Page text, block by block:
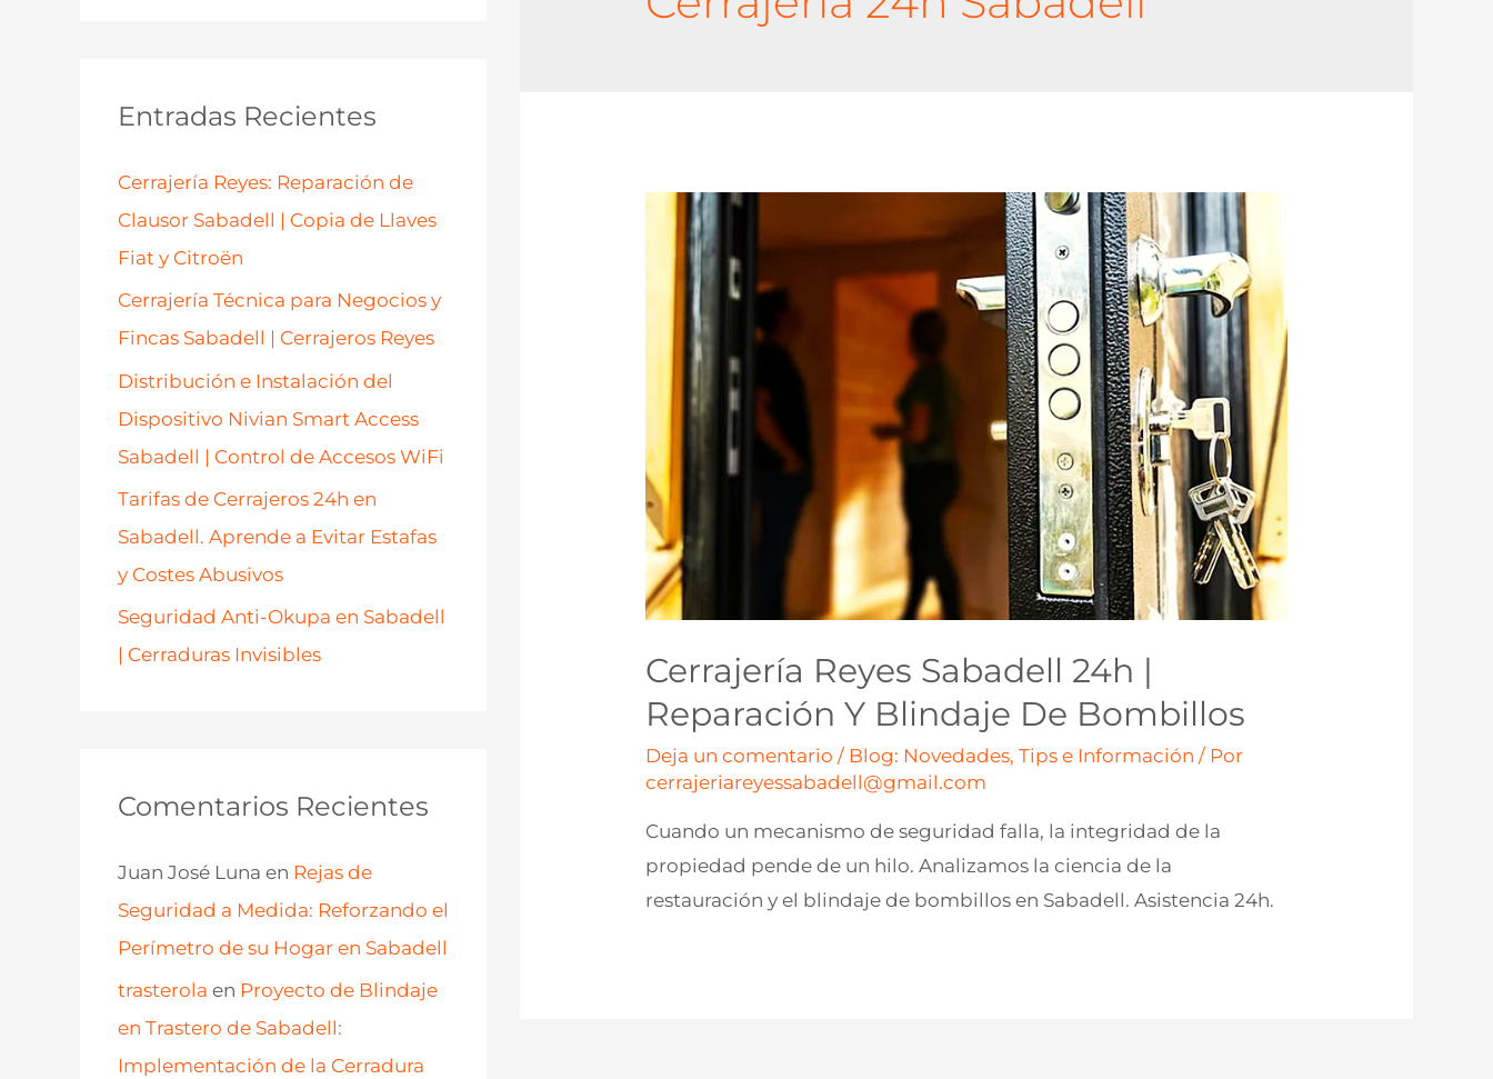
rEntradas Recientes
Cerrajería Reyes: Reparación de
Clausor Sabadell | Copia de Llaves
Fiat y Citroën
Cerrajería Técnica para Negocios y
Fincas Sabadell | Cerrajeros Reyes
Distribución e Instalación del
Dispositivo Nivian Smart Access
Sabadell | Control de Accesos WiFi
Tarifas de Cerrajeros 24h en
Sabadell. Aprende a Evitar Estafas
y Costes Abusivos
Seguridad Anti-Okupa en Sabadell
| Cerraduras Invisibles
Comentarios Recientes
Juan José Luna en Rejas de
Seguridad a Medida: Reforzando el
Perímetro de su Hogar en Sabadell
trasterola en Proyecto de Blindaje
en Trastero de Sabadell:
Implementación de la Cerradura
Cerrajería Reyes Sabadell 24h |
Reparación Y Blindaje De Bombillos
Deja un comentario / Blog: Novedades, Tips e Información / Por
cerrajeriareyessabadell@gmail.com
Cuando un mecanismo de seguridad falla, la integridad de la
propiedad pende de un hilo. Analizamos la ciencia de la
restauración y el blindaje de bombillos en Sabadell. Asistencia 24h.